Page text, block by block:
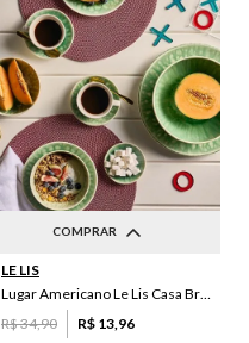
COMPRAR
LE LIS
Lugar Americano Le Lis Casa Brenda
R$34,90 R$ 13 96